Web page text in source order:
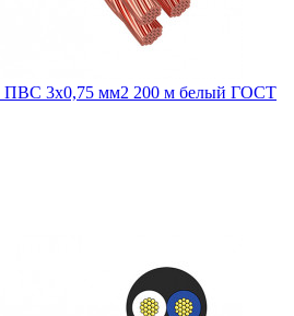
ПВС 3x0,75 мм2 200 м белый ГОСТ